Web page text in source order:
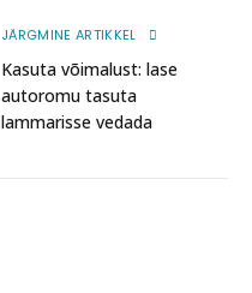
JÄRGMINE ARTIKKEL
Kasuta võimalust: lase
autoromu tasuta
lammarisse vedada